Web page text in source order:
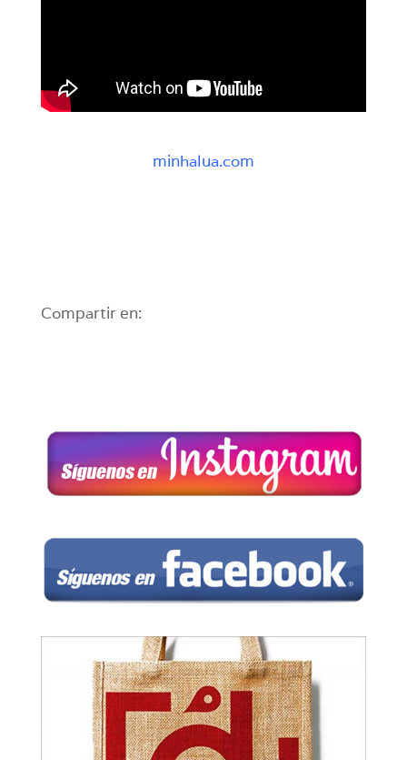
minhalua.com
Compartir en: